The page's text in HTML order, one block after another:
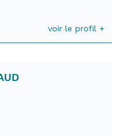
voir le profil +